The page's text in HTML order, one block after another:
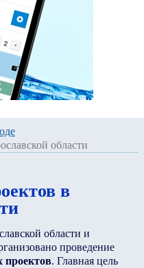
области
в
области и
проведение
проектов. Главная цель